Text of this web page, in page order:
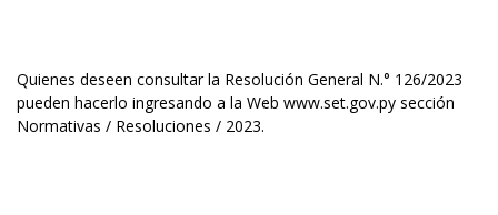
Quienes deseen consultar la Resolución General N.° 126/2023
pueden hacerlo ingresando a la Web www.set.gov.py sección
Normativas / Resoluciones / 2023.